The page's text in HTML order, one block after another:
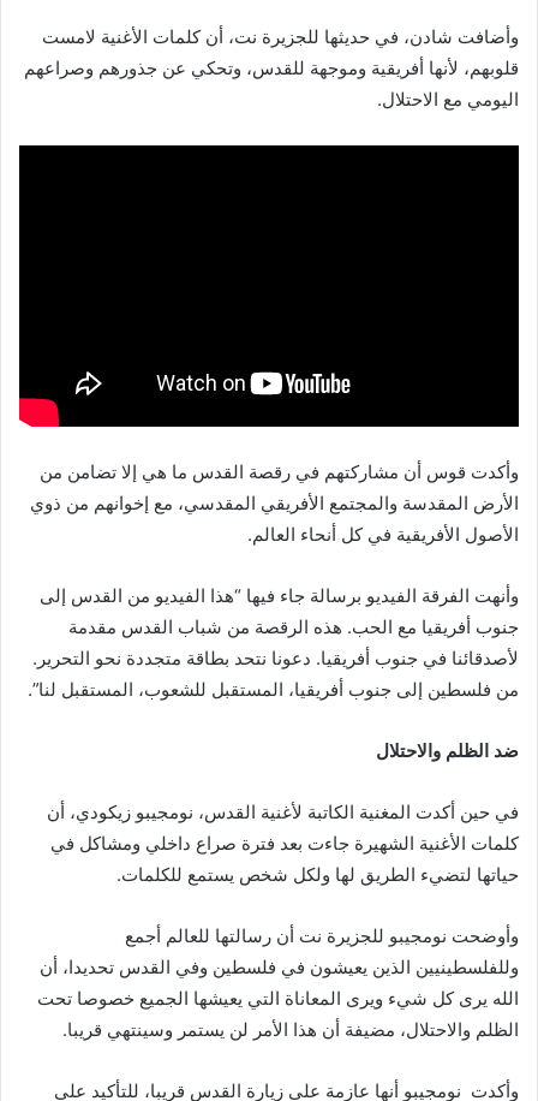
وأضافت شادن، في حديثها للجزيرة نت، أن كلمات الأغنية لامست
قلوبهم، لأنها أفريقية وموجهة للقدس، وتحكي عن جذورهم وصراعهم
اليومي مع الاحتلال.
وأكدت قوس أن مشاركتهم في رقصة القدس ما هي إلا تضامن من
الأرض المقدسة والمجتمع الأفريقي المقدسي، مع إخوانهم من ذوي
الأصول الأفريقية في كل أنحاء العالم.
وأنهت الفرقة الفيديو برسالة جاء فيها “هذا الفيديو من القدس إلى
جنوب أفريقيا مع الحب. هذه الرقصة من شباب القدس مقدمة
لأصدقائنا في جنوب أفريقيا. دعونا نتحد بطاقة متجددة نحو التحرير.
من فلسطين إلى جنوب أفريقيا، المستقبل للشعوب، المستقبل لنا”.
ضد الظلم والاحتلال
في حين أكدت المغنية الكاتبة لأغنية القدس، نومجيبو زيكودي، أن
كلمات الأغنية الشهيرة جاءت بعد فترة صراع داخلي ومشاكل في
حياتها لتضيء الطريق لها ولكل شخص يستمع للكلمات.
وأوضحت نومجيبو للجزيرة نت أن رسالتها للعالم أجمع
وللفلسطينيين الذين يعيشون في فلسطين وفي القدس تحديدا، أن
الله يرى كل شيء ويرى المعاناة التي يعيشها الجميع خصوصا تحت
الظلم والاحتلال، مضيفة أن هذا الأمر لن يستمر وسينتهي قريبا.
وأكدت نومجيبو أنها عازمة على زيارة القدس قريبا، للتأكيد على